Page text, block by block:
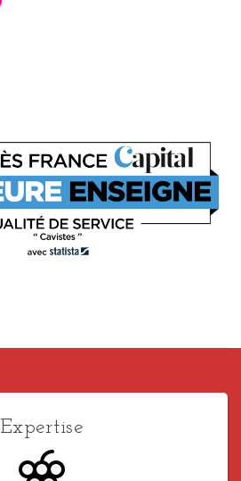
Expertise